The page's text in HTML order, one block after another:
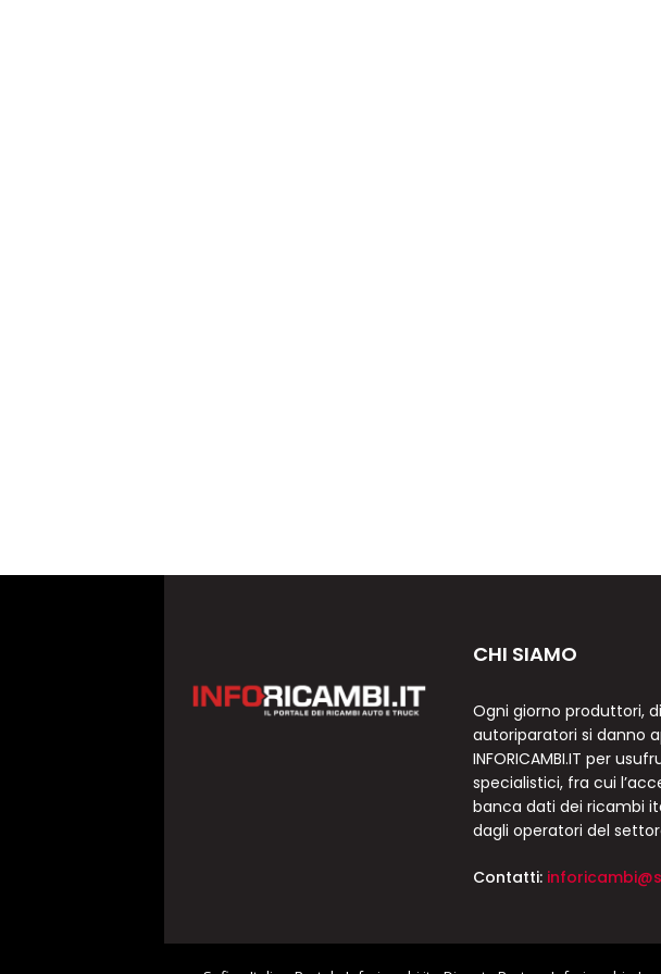
CHI SIAMO
Ogni giorno produttori,
autoriparatori si danno
INFORICAMBI.IT per
specialistici, fra cui
banca dati dei ricambi
dagli operatori del
Contatti: